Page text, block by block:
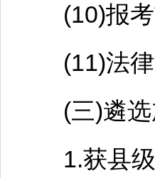
(10)报考
(11)法律
(三)遴选
1.获县级